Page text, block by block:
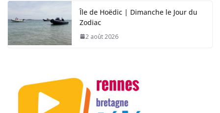
Île de Hoëdic | Dimanche le Jour du
Zodiac
2 août 2026